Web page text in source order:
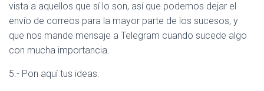
vista a aquellos que sí lo son, así que podemos dejar el
envío de correos para la mayor parte de los sucesos, y
que nos mande mensaje a Telegram cuando sucede algo
con mucha importancia.
5.- Pon aquí tus ideas.